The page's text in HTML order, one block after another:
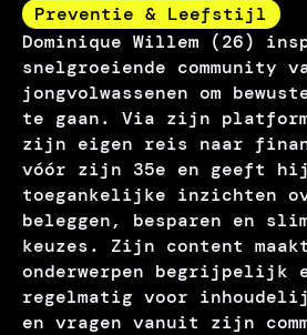
Preventie & Leefstijl
Dominique Willem (26)
snelgroeiende community
jongvolwassenen om
te gaan. Via zijn
zijn eigen reis naar
vóór zijn 35e en geeft
toegankelijke inzichten
beleggen, besparen en
keuzes. Zijn content
onderwerpen begrijpelijk
regelmatig voor
en vragen vanuit zijn